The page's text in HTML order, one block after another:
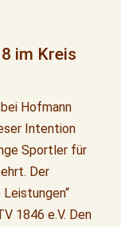
im Kreis
Hofmann
Intention
Sportler für
Der
1846 e.V. Den